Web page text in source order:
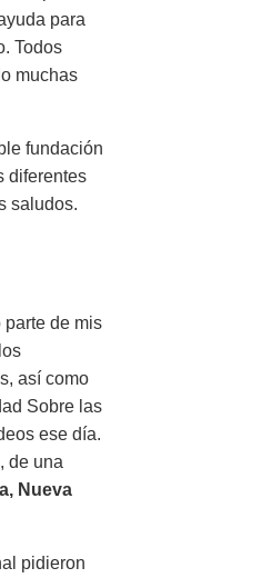
para
Todos
muchas
fundación
diferentes
saludos.
de mis
así como
Sobre las
ese día.
de una
Nueva
pidieron